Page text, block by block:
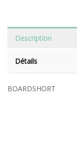
Description
Détails
BOARDSHORT